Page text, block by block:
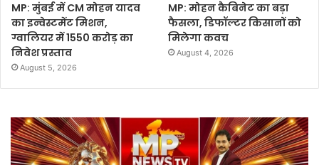
MP: मुंबई में CM मोहन यादव
का इन्वेस्टमेंट मिशन,
ग्वालियर में 1550 करोड़ का
निवेश प्रस्ताव
August 5, 2026
MP: मोहन कैबिनेट का बड़ा
फैसला, डिफॉल्टर किसानों को
मिलेगा कवच
August 4, 2026